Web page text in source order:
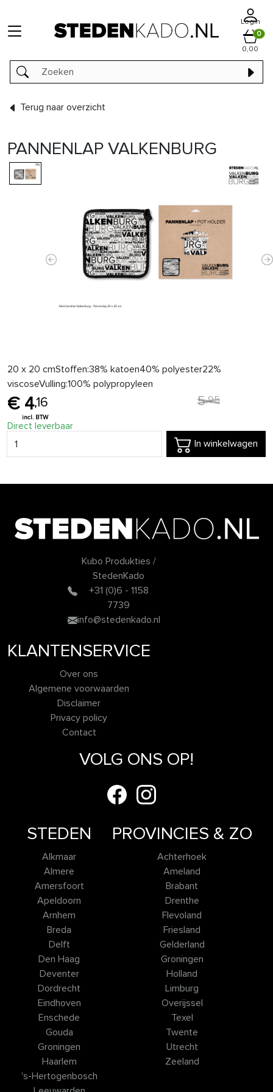
Login
0
0,00
Terug naar overzicht
PANNENLAP VALKENBURG
Previous
20 x 20 cmStoffen:38% katoen40% polyester22%
viscoseVulling:100% polypropyleen
4,16 5,95
Direct leverbaar
In winkelwagen
Kubo Produkties /
StedenKado
+31 (0)6 - 1158
7739
info@stedenkado.nl
KLANTENSERVICE
Over ons
Algemene voorwaarden
Disclaimer
Privacy policy
Contact
STEDEN
Alkmaar
Almere
Amersfoort
Apeldoorn
Arnhem
Breda
Delft
Den Haag
Deventer
Dordrecht
Eindhoven
Enschede
Gouda
Groningen
Haarlem
's-Hertogenbosch
PROVINCIES & ZO
Achterhoek
Ameland
Brabant
Drenthe
Flevoland
Friesland
Gelderland
Groningen
Holland
Limburg
Overijssel
Texel
Twente
Utrecht
Zeeland
VOLG ONS OP!